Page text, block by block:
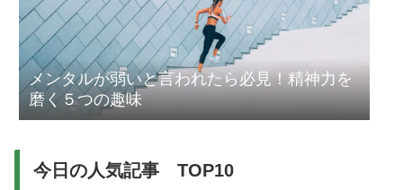
メンタルが弱いと言われたら必見！精神力を
磨く５つの趣味
今日の人気記事 TOP10